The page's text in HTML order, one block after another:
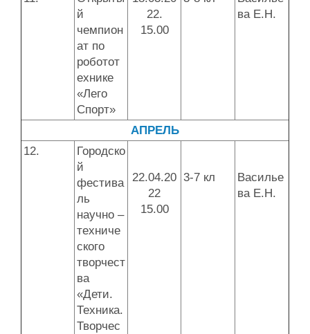
й
чемпион
ат по
роботот
ехнике
«Лего
Спорт»
22.
15.00
ва Е.Н.
АПРЕЛЬ
12.
Городско
й
фестива
ль
научно –
техниче
ского
творчест
ва
«Дети.
Техника.
Творчес
22.04.20
22
15.00
3-7 кл
Василье
ва Е.Н.